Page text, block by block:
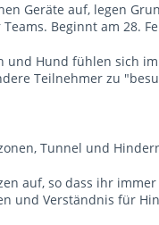
Geräte auf, legen
Beginnt am 28.
und Hund fühlen sich
Teilnehmer zu
Tunnel und
auf, so dass ihr
und Verständnis für